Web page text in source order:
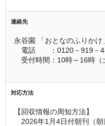
連絡先
永谷園 「おとなのふりかけ
電話　　：0120－919－
受付時間：10時～16時
対応方法
【回収情報の周知方法】
2026年1月4日付朝刊（朝